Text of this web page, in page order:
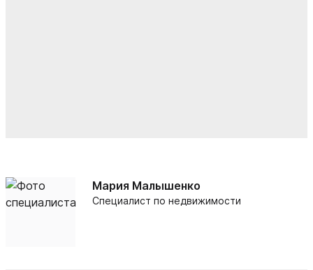
Мария Малышенко
Специалист по недвижимости